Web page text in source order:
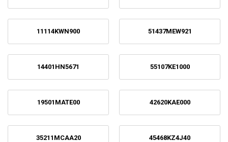
11114KWN900 51437MEW921
14401HN5671 55107KE1000
19501MATE00 42620KAE000
35211MCAA20 45468KZ4J40